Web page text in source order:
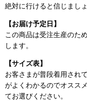
絶対に行けると信じましょ
【お届け予定日】
この商品は受注生産のた
します。
【サイズ表】
お客さまが普段着用され
がよくわかるのでオスス
てお選びください。